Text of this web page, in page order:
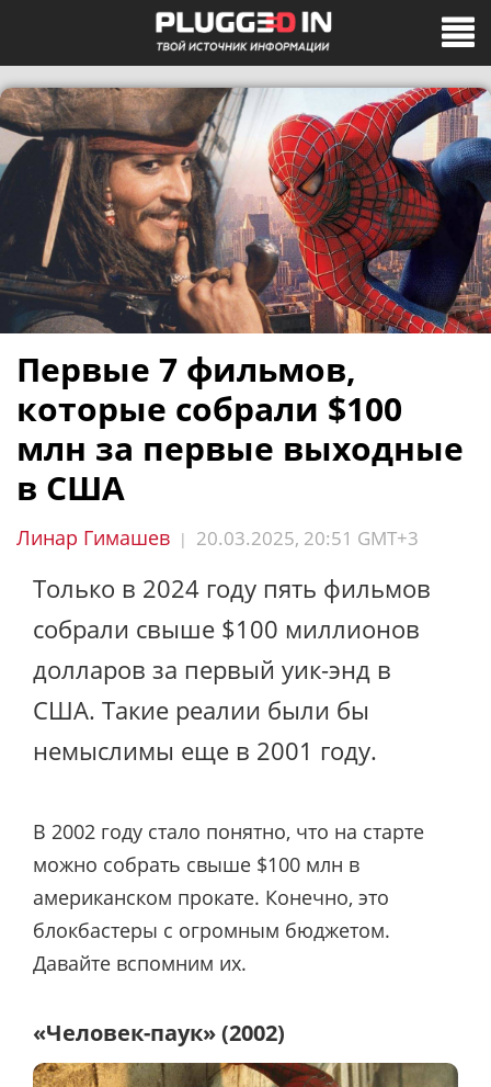
Первые 7 фильмов,
которые собрали $100
млн за первые выходные
в США
Линар Гимашев | 20.03.2025, 20:51 GMT+3
Только в 2024 году пять фильмов
собрали свыше $100 миллионов
долларов за первый уик-энд в
США. Такие реалии были бы
немыслимы еще в 2001 году.
В 2002 году стало понятно, что на старте
можно собрать свыше $100 млн в
американском прокате. Конечно, это
блокбастеры с огромным бюджетом.
Давайте вспомним их.
«Человек-паук» (2002)